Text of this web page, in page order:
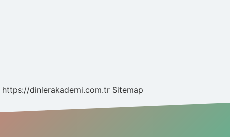
https://dinlerakademi.com.tr Sitemap